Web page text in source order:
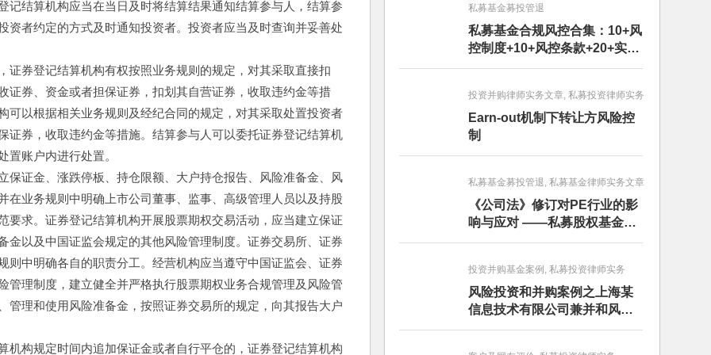
结算机构应当在当日及时将结算结果通知结算参与人，结算参
者约定的方式及时通知投资者。投资者应当及时查询并妥善处
券登记结算机构有权按照业务规则的规定，对其采取直接扣
证券、资金或者担保证券，扣划其自营证券，收取违约金等措
可以根据相关业务规则及经纪合同的规定，对其采取处置投资者
证券，收取违约金等措施。结算参与人可以委托证券登记结算机
置账户内进行处置。
保证金、涨跌停板、持仓限额、大户持仓报告、风险准备金、风
在业务规则中明确上市公司董事、监事、高级管理人员以及持股
求。证券登记结算机构开展股票期权交易活动，应当建立保证
以及中国证监会规定的其他风险管理制度。证券交易所、证券
中明确各自的职责分工。经营机构应当遵守中国证监会、证券
理制度，建立健全并严格执行股票期权业务合规管理及风险管
理和使用风险准备金，按照证券交易所的规定，向其报告大户
构规定时间内追加保证金或者自行平仓的，证券登记结算机构
私募基金募投管退
私募基金合规风控合集：10+风
控制度+10+风控条款+20+实务
文章+每月动态
投资并购律师实务文章, 私募投资律师实务
Earn-out机制下转让方风险控
制
私募基金募投管退, 私募基金律师实务文章
《公司法》修订对PE行业的影
响与应对 ——私募股权基金募
投管退篇
投资并购基金案例, 私募投资律师实务
风险投资和并购案例之上海某
信息技术有限公司兼并和风险
投资服务